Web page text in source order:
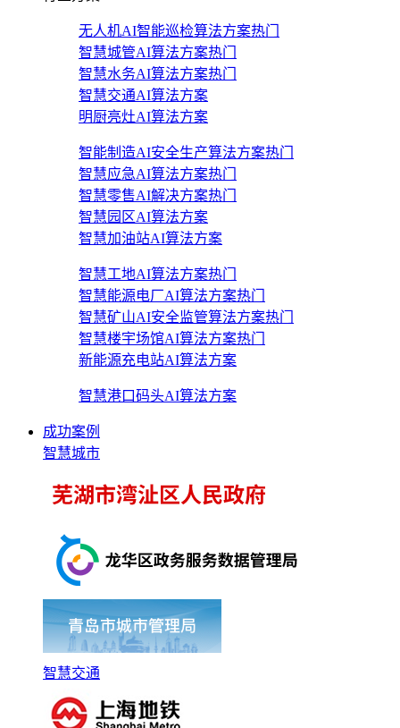
无人机AI智能巡检算法方案热门
智慧城管AI算法方案热门
智慧水务AI算法方案热门
智慧交通AI算法方案
明厨亮灶AI算法方案
智能制造AI安全生产算法方案热门
智慧应急AI算法方案热门
智慧零售AI解决方案热门
智慧园区AI算法方案
智慧加油站AI算法方案
智慧工地AI算法方案热门
智慧能源电厂AI算法方案热门
智慧矿山AI安全监管算法方案热门
智慧楼宇场馆AI算法方案热门
新能源充电站AI算法方案
智慧港口码头AI算法方案
成功案例
智慧城市
智慧交通